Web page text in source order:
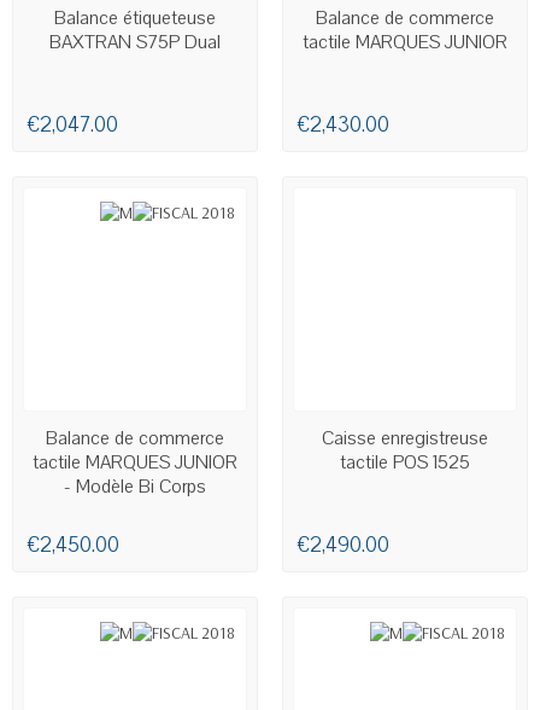
AVAILABLE
Balance étiqueteuse
BAXTRAN S75P Dual
€2,047.00
AVAILABLE
Balance de commerce
tactile MARQUES JUNIOR
€2,430.00
AVAILABLE
Balance de commerce
tactile MARQUES JUNIOR
- Modèle Bi Corps
€2,450.00
AVAILABLE
Caisse enregistreuse
tactile POS 1525
€2,490.00